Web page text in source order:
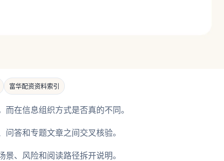
富华配资资料索引
在信息组织方式是否真的不同。
答和专题文章之间交叉核验。
、风险和阅读路径拆开说明。